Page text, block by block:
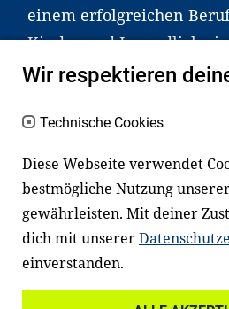
einem erfolgreichen
Kinder und Jugendliche
haben aber große
an Familien sowie an
Lehrer*innen und andere
Fachexpert*innen. Dafür
mit Ministerien,
Einrichtungen,
und anderen Stiftungen
Wir respektieren
Technische Cookies
Diese Webseite verwendet
bestmögliche Nutzung
gewährleisten. Mit deiner
dich mit unserer
einverstanden.